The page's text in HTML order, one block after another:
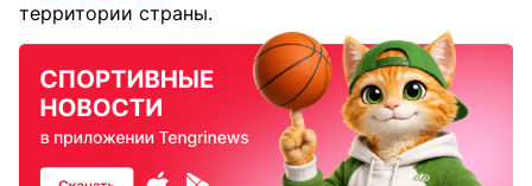
территории страны.